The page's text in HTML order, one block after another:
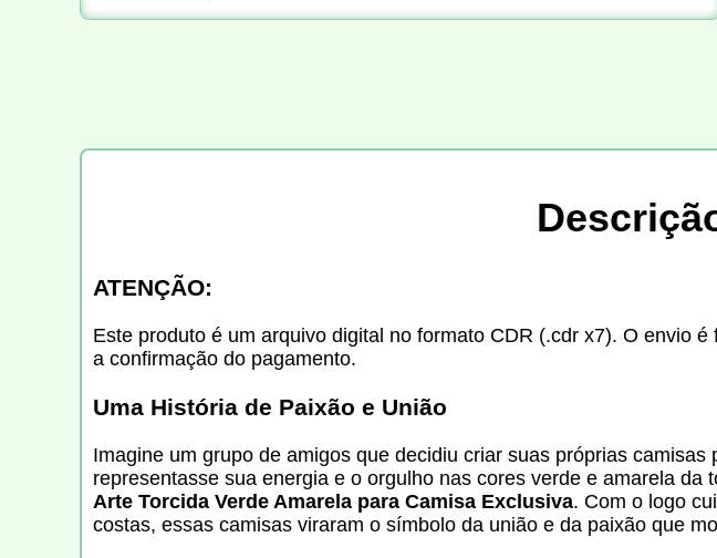
ATENÇÃO:
Este produto é um arquivo digital no formato CDR (.cdr x7). O envio
a confirmação do pagamento.
Uma História de Paixão e União
Imagine um grupo de amigos que decidiu criar suas próprias
representasse sua energia e o orgulho nas cores verde e amarela
Arte Torcida Verde Amarela para Camisa Exclusiva. Com o logo
costas, essas camisas viraram o símbolo da união e da paixão que